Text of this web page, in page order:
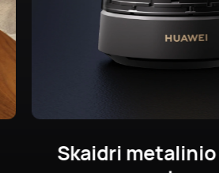
metalinio tinklelio